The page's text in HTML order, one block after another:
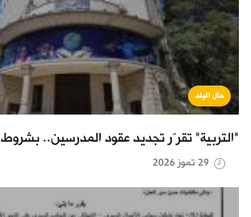
حال البلد
"التربية" تقرّر تجديد عقود المدرسين.. بشروط